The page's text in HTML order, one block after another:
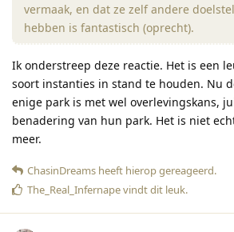
vermaak, en dat ze zelf andere
hebben is fantastisch (oprecht).
Ik onderstreep deze reactie. Het is een
soort instanties in stand te houden. Nu
enige park is met wel overlevingskans,
benadering van hun park. Het is niet
meer.
ChasinDreams heeft hierop gereageerd.
The_Real_Infernapevindt dit leuk.